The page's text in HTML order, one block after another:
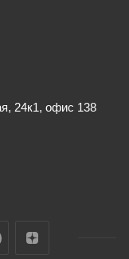
24к1, офис 138